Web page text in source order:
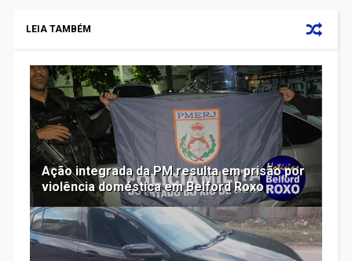
LEIA TAMBÉM
Ação integrada da PM resulta em prisão por
violência doméstica em Belford Roxo